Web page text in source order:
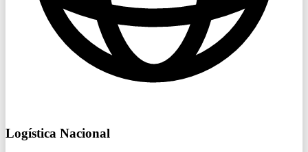
Logística Nacional